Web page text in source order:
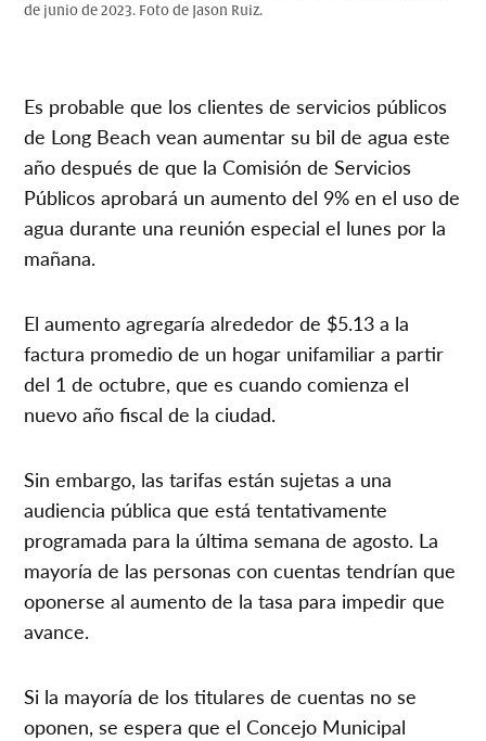
de junio de 2023. Foto de Jason Ruiz.
Es probable que los clientes de servicios públicos
de Long Beach vean aumentar su bil de agua este
año después de que la Comisión de Servicios
Públicos aprobará un aumento del 9% en el uso de
agua durante una reunión especial el lunes por la
mañana.
El aumento agregaría alrededor de $5.13 a la
factura promedio de un hogar unifamiliar a partir
del 1 de octubre, que es cuando comienza el
nuevo año fiscal de la ciudad.
Sin embargo, las tarifas están sujetas a una
audiencia pública que está tentativamente
programada para la última semana de agosto. La
mayoría de las personas con cuentas tendrían que
oponerse al aumento de la tasa para impedir que
avance.
Si la mayoría de los titulares de cuentas no se
oponen, se espera que el Concejo Municipal